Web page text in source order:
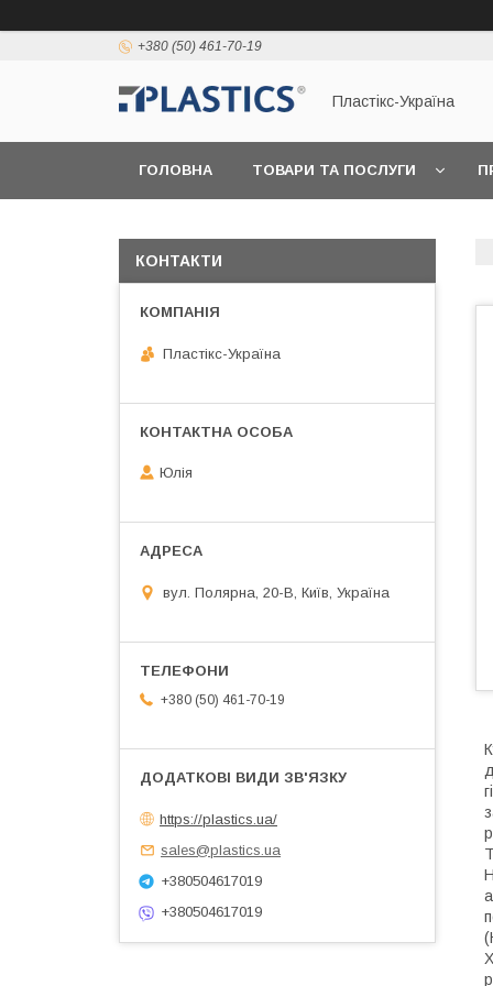
+380 (50) 461-70-19
Пластікс-Україна
ГОЛОВНА ТОВАРИ ТА ПОСЛУГИ
КОНТАКТИ
Пластікс-Україна
Юлія
вул. Полярна, 20-В, Київ, Україна
+380 (50) 461-70-19
https://plastics.ua/
sales@plastics.ua
+380504617019
+380504617019